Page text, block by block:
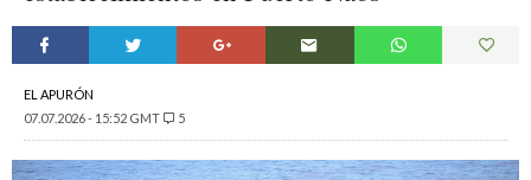
EL APURÓN
07.07.2026 - 15:52 GMT
5